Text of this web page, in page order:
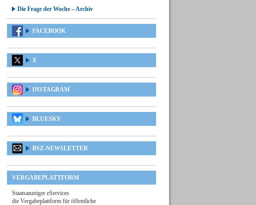
Die Frage der Woche – Archiv
FACEBOOK
X
INSTAGRAM
BLUESKY
BSZ-NEWSLETTER
VERGABEPLATTFORM
Staatsanzeiger eServices
die Vergabeplattform für öffentliche